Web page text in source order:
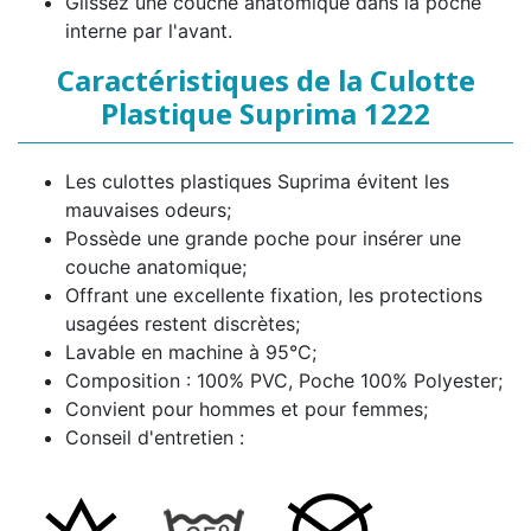
interne par l'avant.
Caractéristiques de la Culotte
Plastique Suprima 1222
Les culottes plastiques Suprima évitent les
mauvaises odeurs;
Possède une grande poche pour insérer une
couche anatomique;
Offrant une excellente fixation, les protections
usagées restent discrètes;
Lavable en machine à 95°C;
Composition : 100% PVC, Poche 100% Polyester;
Convient pour hommes et pour femmes;
Conseil d'entretien :